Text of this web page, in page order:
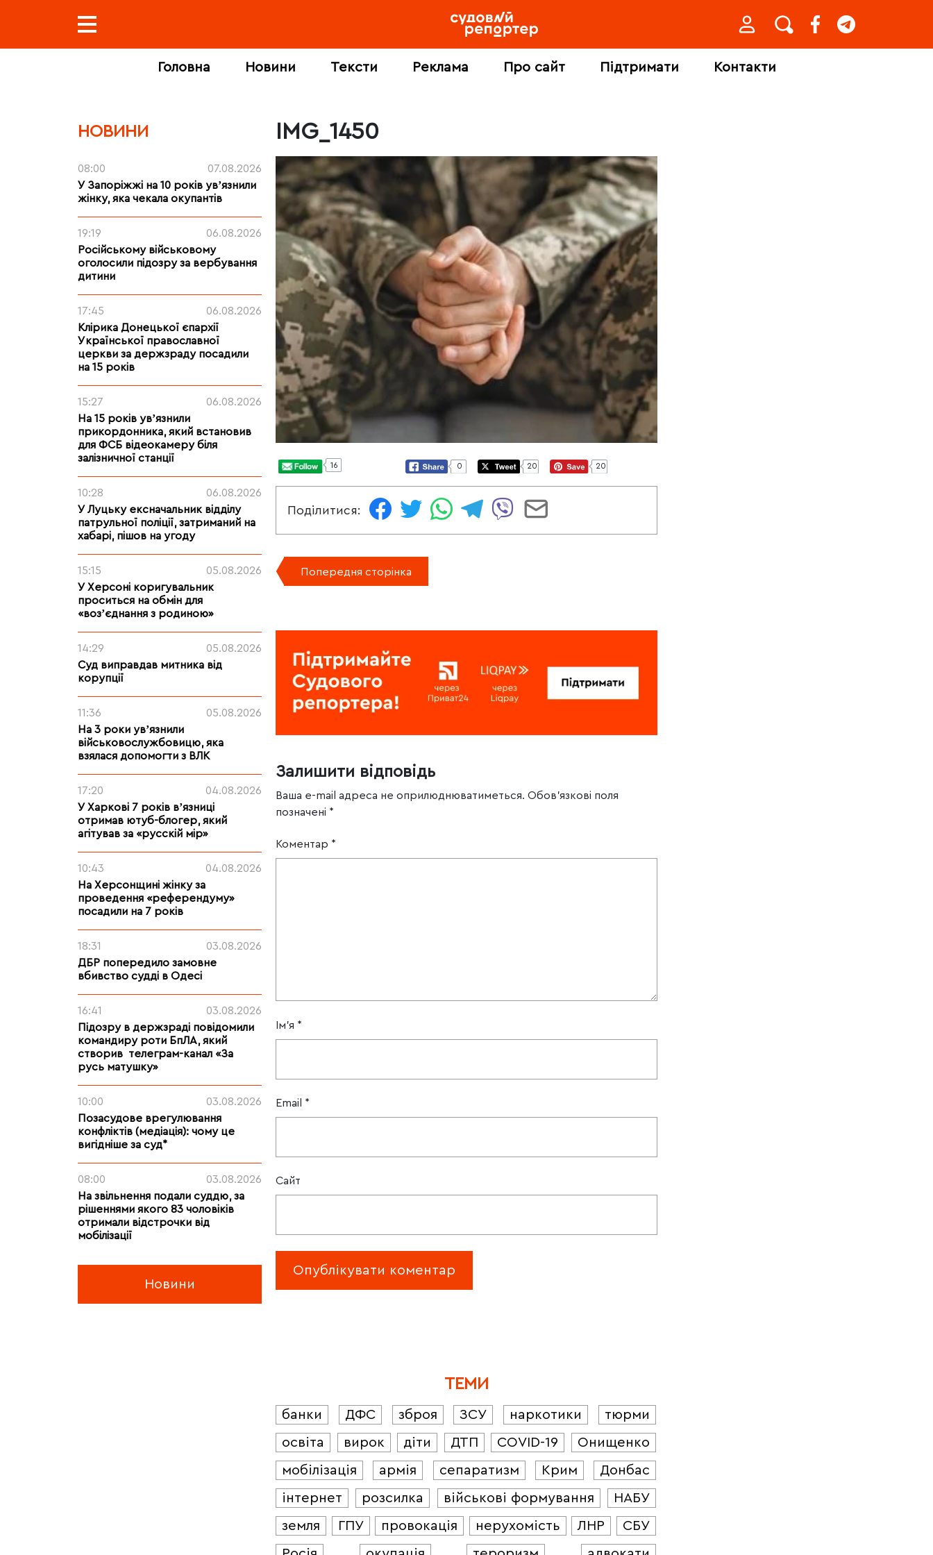
Головна Новини Тексти Реклама Про сайт Підтримати Контакти
НОВИНИ
08:00
07.08.2026
У Запоріжжі на 10 років увʼязнили
жінку, яка чекала окупантів
19:19
06.08.2026
Російському військовому
оголосили підозру за вербування
дитини
17:45
06.08.2026
Клірика Донецької єпархії
Української православної
церкви за держзраду посадили
на 15 років
15:27
06.08.2026
На 15 років увʼязнили
прикордонника, який встановив
для ФСБ відеокамеру біля
залізничної станції
10:28
06.08.2026
У Луцьку ексначальник відділу
патрульної поліції, затриманий на
хабарі, пішов на угоду
15:15
05.08.2026
У Херсоні коригувальник
проситься на обмін для
«возʼєднання з родиною»
14:29
05.08.2026
Суд виправдав митника від
корупції
11:36
05.08.2026
На 3 роки увʼязнили
військовослужбовицю, яка
взялася допомогти з ВЛК
17:20
04.08.2026
У Харкові 7 років вʼязниці
отримав ютуб-блогер, який
агітував за «русскій мір»
10:43
04.08.2026
На Херсонщині жінку за
проведення «референдуму»
посадили на 7 років
18:31
03.08.2026
ДБР попередило замовне
вбивство судді в Одесі
16:41
03.08.2026
Підозру в держзраді повідомили
командиру роти БпЛА, який
створив телеграм-канал «За
русь матушку»
10:00
03.08.2026
Позасудове врегулювання
конфліктів (медіація): чому це
вигідніше за суд*
08:00
03.08.2026
На звільнення подали суддю, за
рішеннями якого 83 чоловіків
отримали відстрочки від
мобілізації
Новини
IMG_1450
16 0 20 20
Поділитися:
Попередня сторінка
Залишити відповідь
Ваша e-mail адреса не оприлюднюватиметься. Обов’язкові поля
позначені *
Коментар *
Ім'я *
Email *
Сайт
ТЕМИ
банки ДФС зброя ЗСУ наркотики
тюрми
освіта
вирок діти ДТП COVID-19
Онищенко
мобілізація
армія сепаратизм Крим
Донбас
інтернет
розсилка військові формування
НАБУ
земля
ГПУ провокація нерухомість ЛНР
СБУ